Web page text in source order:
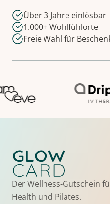
Über 3 Jahre einlösbar
1.000+ Wohlfühlorte
Freie Wahl für
Der Wellness-Gutschein
Health und Pilates.